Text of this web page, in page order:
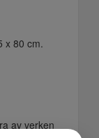
av verken